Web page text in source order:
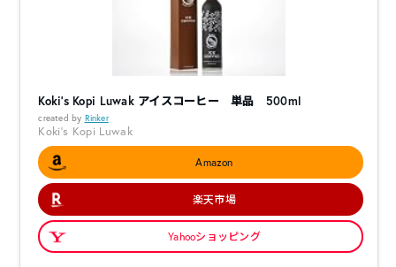
Koki’s Kopi Luwak アイスコーヒー 単品 500ml
created by Rinker
Koki's Kopi Luwak
Amazon
楽天市場
Yahooショッピング